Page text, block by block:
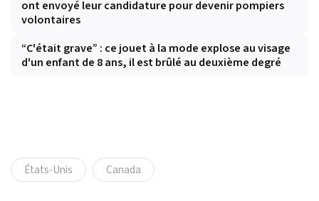
ont envoyé leur candidature pour devenir pompiers
volontaires
“C'était grave” : ce jouet à la mode explose au visage
d'un enfant de 8 ans, il est brûlé au deuxième degré
États-Unis Canada